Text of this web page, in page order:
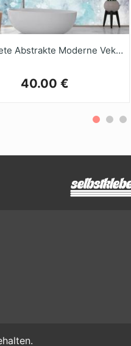
Fototapete Abstrakte Moderne Vektor Aquarelltextur
40.00 €